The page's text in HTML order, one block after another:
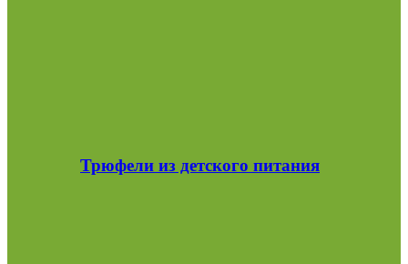
Трюфели из детского питания